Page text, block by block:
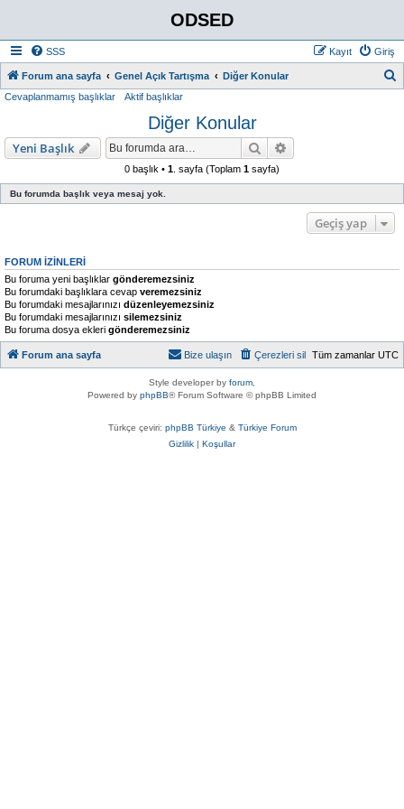
ODSED
SSS Giriş
Kayıt
Forum ana sayfa Genel Açık Tartışma Diğer Konular
Cevaplanmamış başlıklar Aktif başlıklar
Diğer Konular
Yeni Başlık Ara
0 başlık • 1 . sayfa (Toplam 1 sayfa)
Bu forumda başlık veya mesaj yok.
Geçiş yap
FORUM IZINLERI
Bu foruma yeni başlıklar gönderemezsiniz
Bu forumdaki başlıklara cevap veremezsiniz
Bu forumdaki mesajlarınızı düzenleyemezsiniz
Bu forumdaki mesajlarınızı silemezsiniz
Bu foruma dosya ekleri gönderemezsiniz
Forum ana sayfa Tüm zamanlar UTC
Çerezleri sil
Bize ulaşın
Style developer by forum
Powered by phpBB® Forum Software © phpBB Limited
Türkçe çeviri: phpBB Türkiye & Türkiye Forum
Gizlilik | Koşullar